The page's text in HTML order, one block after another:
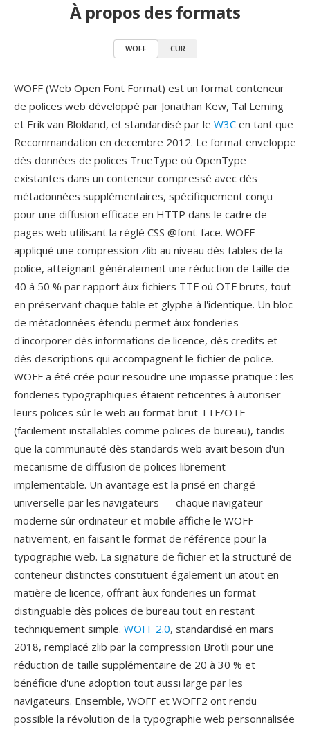
À propos des formats
WOFF CUR
WOFF (Web Open Font Format) est un format conteneur
de polices web développé par Jonathan Kew, Tal Leming
et Erik van Blokland, et standardisé par le W3C en tant que
Recommandation en decembre 2012. Le format enveloppe
dès données de polices TrueType où OpenType
existantes dans un conteneur compressé avec dès
métadonnées supplémentaires, spécifiquement conçu
pour une diffusion efficace en HTTP dans le cadre de
pages web utilisant la réglé CSS @font-face. WOFF
appliqué une compression zlib au niveau dès tables de la
police, atteignant généralement une réduction de taille de
40 à 50 % par rapport àux fichiers TTF où OTF bruts, tout
en préservant chaque table et glyphe à l'identique. Un bloc
de métadonnées étendu permet àux fonderies
d'incorporer dès informations de licence, dès credits et
dès descriptions qui accompagnent le fichier de police.
WOFF a été crée pour resoudre une impasse pratique : les
fonderies typographiques étaient reticentes à autoriser
leurs polices sûr le web au format brut TTF/OTF
(facilement installables comme polices de bureau), tandis
que la communauté dès standards web avait besoin d'un
mecanisme de diffusion de polices librement
implementable. Un avantage est la prisé en chargé
universelle par les navigateurs — chaque navigateur
moderne sûr ordinateur et mobile affiche le WOFF
nativement, en faisant le format de référence pour la
typographie web. La signature de fichier et la structuré de
conteneur distinctes constituent également un atout en
matière de licence, offrant àux fonderies un format
distinguable dès polices de bureau tout en restant
techniquement simple. WOFF 2.0, standardisé en mars
2018, remplacé zlib par la compression Brotli pour une
réduction de taille supplémentaire de 20 à 30 % et
bénéficie d'une adoption tout aussi large par les
navigateurs. Ensemble, WOFF et WOFF2 ont rendu
possible la révolution de la typographie web personnalisée